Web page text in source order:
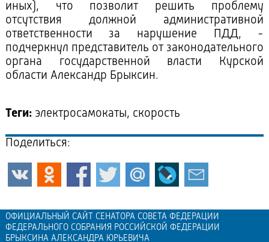
иных), что позволит решить проблему
отсутствия должной административной
ответственности за нарушение ПДД, -
подчеркнул представитель от законодательного
органа государственной власти Курской
области Александр Брыксин.
Теги:электросамокаты, скорость
Поделиться:
ОФИЦИАЛЬНЫЙ САЙТ СЕНАТОРА СОВЕТА ФЕДЕРАЦИИ
ФЕДЕРАЛЬНОГО СОБРАНИЯ РОССИЙСКОЙ ФЕДЕРАЦИИ
БРЫКСИНА АЛЕКСАНДРА ЮРЬЕВИЧА